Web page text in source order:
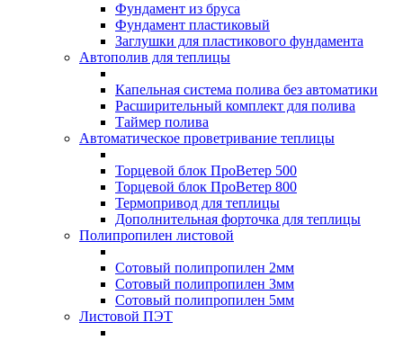
Фундамент из бруса
Фундамент пластиковый
Заглушки для пластикового фундамента
Автополив для теплицы
Капельная система полива без автоматики
Расширительный комплект для полива
Таймер полива
Автоматическое проветривание теплицы
Торцевой блок ПроВетер 500
Торцевой блок ПроВетер 800
Термопривод для теплицы
Дополнительная форточка для теплицы
Полипропилен листовой
Сотовый полипропилен 2мм
Сотовый полипропилен 3мм
Сотовый полипропилен 5мм
Листовой ПЭТ